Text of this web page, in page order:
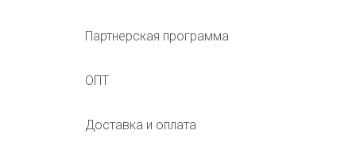
Партнерская программа
ОПТ
Доставка и оплата